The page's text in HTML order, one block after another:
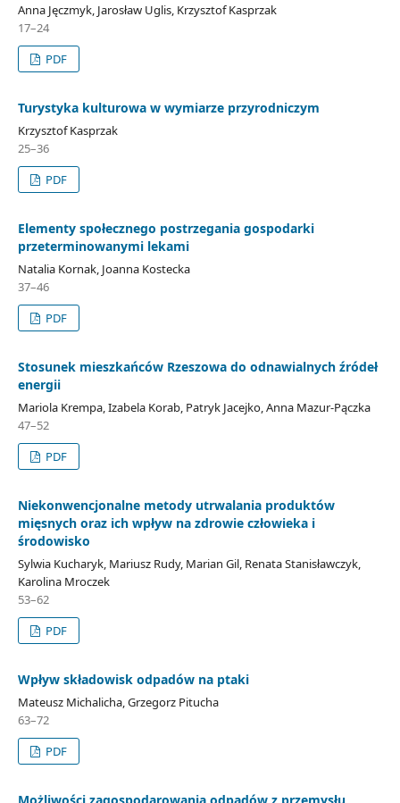
Anna Jęczmyk, Jarosław Uglis, Krzysztof Kasprzak
17–24
PDF
Turystyka kulturowa w wymiarze przyrodniczym
Krzysztof Kasprzak
25–36
PDF
Elementy społecznego postrzegania gospodarki
przeterminowanymi lekami
Natalia Kornak, Joanna Kostecka
37–46
PDF
Stosunek mieszkańców Rzeszowa do odnawialnych źródeł
energii
Mariola Krempa, Izabela Korab, Patryk Jacejko, Anna Mazur-Pączka
47–52
PDF
Niekonwencjonalne metody utrwalania produktów
mięsnych oraz ich wpływ na zdrowie człowieka i
środowisko
Sylwia Kucharyk, Mariusz Rudy, Marian Gil, Renata Stanisławczyk,
Karolina Mroczek
53–62
PDF
Wpływ składowisk odpadów na ptaki
Mateusz Michalicha, Grzegorz Pitucha
63–72
PDF